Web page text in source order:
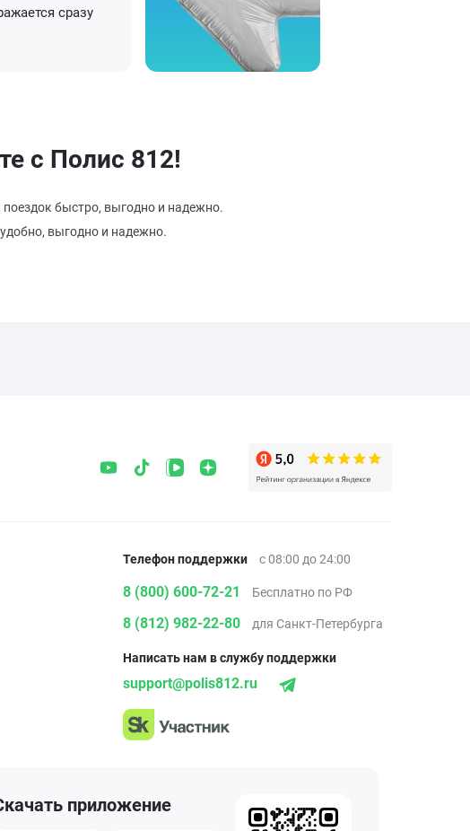
сразу
с Полис 812!
быстро, выгодно и надежно.
выгодно и надежно.
Телефон поддержки с 08:00 до 24:00
8 (800) 600-72-21 Бесплатно по РФ
8 (812) 982-22-80 для Санкт-Петербурга
Написать нам в службу поддержки
support@polis812.ru
приложение